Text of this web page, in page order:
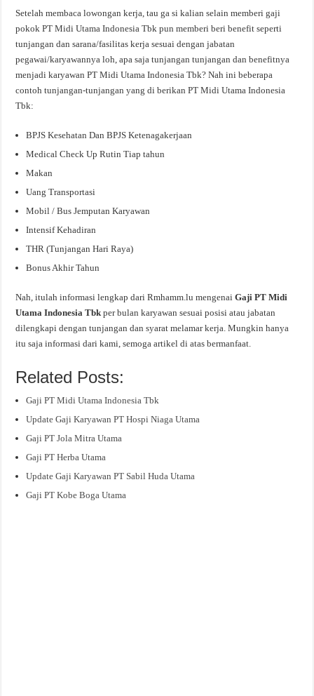
Setelah membaca lowongan kerja, tau ga si kalian selain memberi gaji
pokok PT Midi Utama Indonesia Tbk pun memberi beri benefit seperti
tunjangan dan sarana/fasilitas kerja sesuai dengan jabatan
pegawai/karyawannya loh, apa saja tunjangan tunjangan dan benefitnya
menjadi karyawan PT Midi Utama Indonesia Tbk? Nah ini beberapa
contoh tunjangan-tunjangan yang di berikan PT Midi Utama Indonesia
Tbk:
BPJS Kesehatan Dan BPJS Ketenagakerjaan
Medical Check Up Rutin Tiap tahun
Makan
Uang Transportasi
Mobil / Bus Jemputan Karyawan
Intensif Kehadiran
THR (Tunjangan Hari Raya)
Bonus Akhir Tahun
Nah, itulah informasi lengkap dari Rmhamm.lu mengenaiGaji PT Midi
Utama Indonesia Tbkper bulan karyawan sesuai posisi atau jabatan
dilengkapi dengan tunjangan dan syarat melamar kerja. Mungkin hanya
itu saja informasi dari kami, semoga artikel di atas bermanfaat.
Related Posts:
Gaji PT Midi Utama Indonesia Tbk
Update Gaji Karyawan PT Hospi Niaga Utama
Gaji PT Jola Mitra Utama
Gaji PT Herba Utama
Update Gaji Karyawan PT Sabil Huda Utama
Gaji PT Kobe Boga Utama